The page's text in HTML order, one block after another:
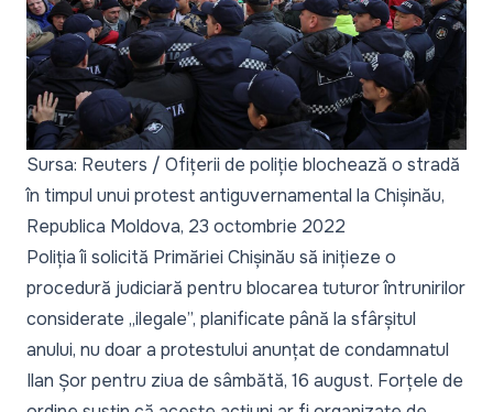
Sursa: Reuters / Ofițerii de poliție blochează o stradă
în timpul unui protest antiguvernamental la Chișinău,
Republica Moldova, 23 octombrie 2022
Poliția îi solicită Primăriei Chișinău să inițieze o
procedură judiciară pentru blocarea tuturor întrunirilor
considerate „ilegale”, planificate până la sfârșitul
anului, nu doar a protestului anunțat de condamnatul
Ilan Șor pentru ziua de sâmbătă, 16 august. Forțele de